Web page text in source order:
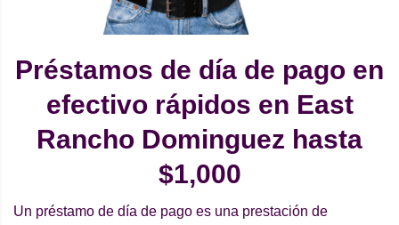
Préstamos de día de pago en
efectivo rápidos en East
Rancho Dominguez hasta
$1,000
Un préstamo de día de pago es una prestación de